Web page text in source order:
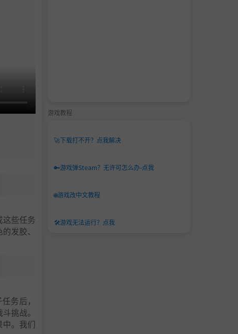
这些任务
发胶、
务后，
挑战。
。我们
游戏教程
🚀下载打不开？点我解决
🔑游戏弹Steam？无许可怎么办-点我
🌐游戏改中文教程
🛠️游戏无法运行？点我